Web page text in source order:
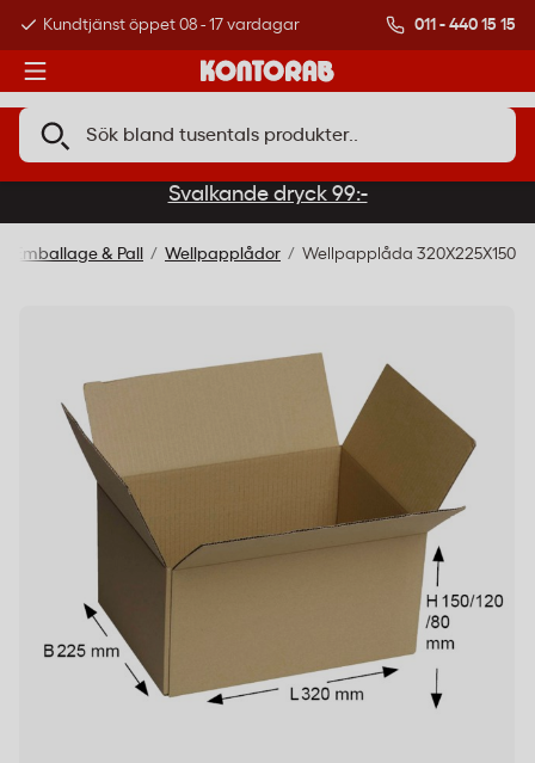
Kundtjänst öppet 08 - 17 vardagar Över 500 000
011 - 440 15 15
Svalkande dryck 99:-
Emballage & Pall Wellpapplådor Wellpapplåda 320X225X150